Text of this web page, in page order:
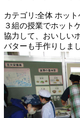
カテゴリ:全体 ホット
３組の授業でホット
協力して、おいしい
バターも手作りしま